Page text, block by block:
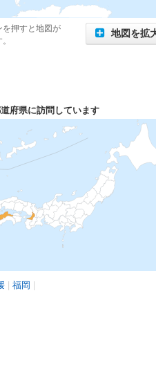
を押すと地図が
地図を拡
府県に訪問しています
| 福岡 |